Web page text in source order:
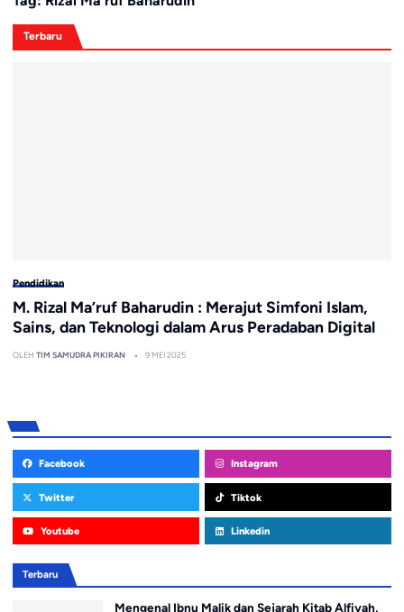
Terbaru
Pendidikan
M. Rizal Ma’ruf Baharudin : Merajut Simfoni Islam,
Sains, dan Teknologi dalam Arus Peradaban Digital
OLEH TIM SAMUDRA PIKIRAN 9 MEI 2025
Facebook Instagram
Twitter Tiktok
Youtube Linkedin
Terbaru
Mengenal Ibnu Malik dan Sejarah Kitab Alfiyah,